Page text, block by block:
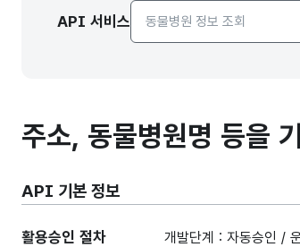
API 서비스
API서비스 종류 선택
주소, 동물병원명 등을
API 기본 정보
활용승인 절차 개발단계 : 자동승인 /